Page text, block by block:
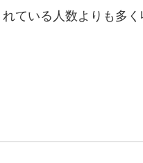
ている人数よりも多く